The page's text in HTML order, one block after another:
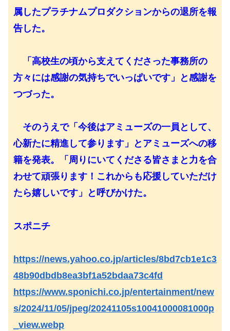
属したプラチナムプロダクションからの退所を報
告した。
「高校生の頃から支えてくださった事務所の
方々には感謝の気持ちでいっぱいです」と感謝を
つづった。
そのうえで「今後はアミューズの一員として、
心新たに精進して参ります」とアミューズへの移
籍を発表。「周りにいてくださる皆さまと力を合
わせて頑張ります！これからも応援していただけ
たら嬉しいです」と呼びかけた。
スポニチ
https://news.yahoo.co.jp/articles/8bd7cb1e1c3
48b90dbdb8ea3bf1a52bdaa73c4fd
https://www.sponichi.co.jp/entertainment/new
s/2024/11/05/jpeg/20241105s10041000081000p
_view.webp